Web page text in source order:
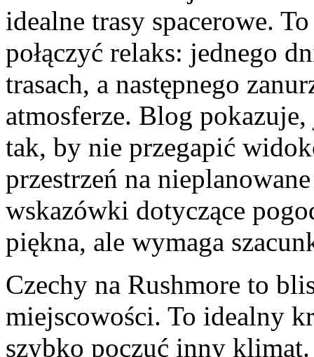
idealne trasy spacerowe.
połączyć relaks: jednego
trasach, a następnego
atmosferze. Blog
tak, by nie przegapić
przestrzeń na
wskazówki dotyczące
piękna, ale wymaga
Czechy na Rushmore to
miejscowości. To idealny
szybko poczuć inny